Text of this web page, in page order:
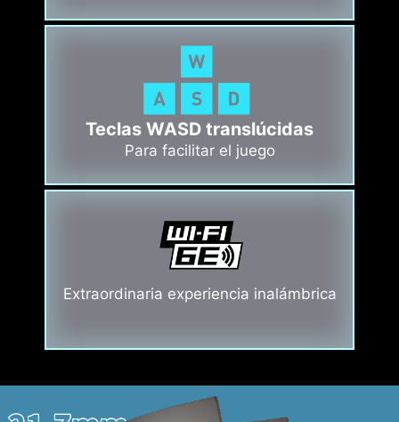
Teclas WASD translúcidas
Para facilitar el juego
Extraordinaria experiencia inalámbrica